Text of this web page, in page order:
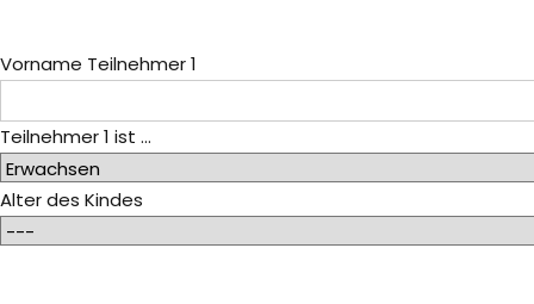
Vorname Teilnehmer 1
Teilnehmer 1 ist ...
Alter des Kindes